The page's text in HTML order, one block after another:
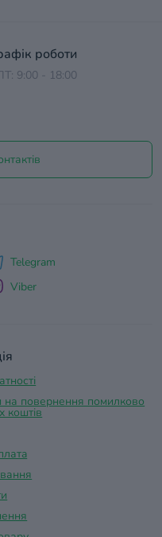
роботи
9:00 - 18:00
повернення помилково
коштів
Telegram
Viber